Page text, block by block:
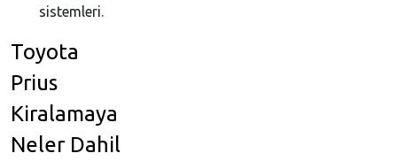
sistemleri.
Toyota
Prius
Kiralamaya
Neler Dahil